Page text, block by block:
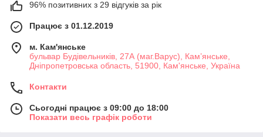
96% позитивних з 29 відгуків за рік
Працює з 01.12.2019
м. Кам'янське
бульвар Будівельників, 27А (маг.Варус), Кам’янське,
Дніпропетровська область, 51900, Кам'янське, Україна
Контакти
Сьогодні працює з 09:00 до 18:00
Показати весь графік роботи